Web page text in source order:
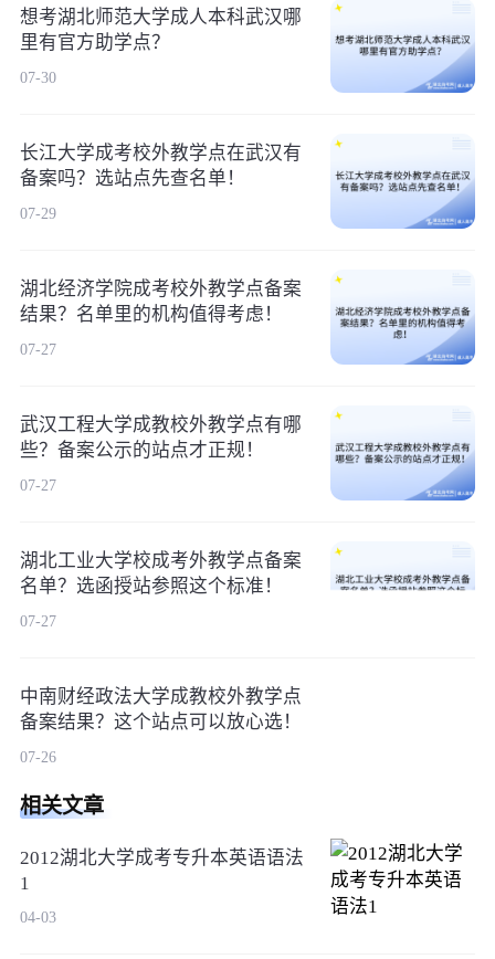
想考湖北师范大学成人本科武汉哪
里有官方助学点？
07-30
长江大学成考校外教学点在武汉有
备案吗？选站点先查名单！
07-29
湖北经济学院成考校外教学点备案
结果？名单里的机构值得考虑！
07-27
武汉工程大学成教校外教学点有哪
些？备案公示的站点才正规！
07-27
湖北工业大学校成考外教学点备案
名单？选函授站参照这个标准！
07-27
中南财经政法大学成教校外教学点
备案结果？这个站点可以放心选！
07-26
相关文章
2012湖北大学成考专升本英语语法
1
04-03